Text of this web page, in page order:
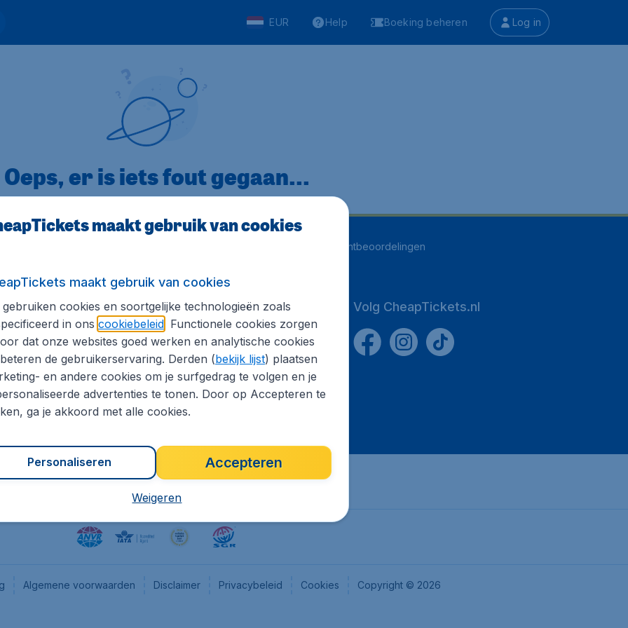
EUR Help Boeking beheren Log in
Oeps, er is iets fout gegaan...
klantbeoordelingen
informatie
pers
Internationale sites
CheapTickets.be
Flugladen.de
CheapTickets.ch
CheapTickets.sg
Volg CheapTickets.nl
Algemene voorwaarden Disclaimer Privacybeleid Cookies Copyright © 2026
maakt gebruik van cookies
maakt gebruik van cookies
gebruiken cookies en soortgelijke technologieën zoals
in ons cookiebeleid. Functionele cookies zorgen
dat onze websites goed werken en analytische cookies
de gebruikerservaring. Derden (bekijk lijst) plaatsen
en andere cookies om je surfgedrag te volgen en je
advertenties te tonen. Door op Accepteren te
ga je akkoord met alle cookies.
Accepteren
Personaliseren
Weigeren